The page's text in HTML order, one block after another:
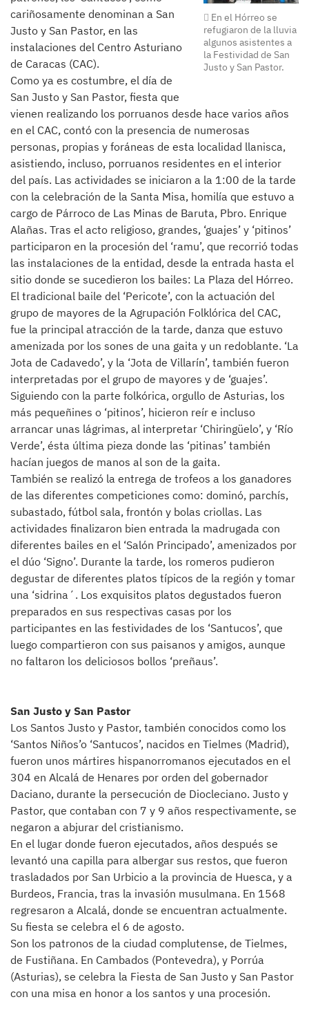
En el Hórreo se
refugiaron de la lluvia
algunos asistentes a
la Festividad de San
Justo y San Pastor.
cariñosamente denominan a San
Justo y San Pastor, en las
instalaciones del Centro Asturiano
de Caracas (CAC).
Como ya es costumbre, el día de
San Justo y San Pastor, fiesta que
vienen realizando los porruanos desde hace varios años
en el CAC, contó con la presencia de numerosas
personas, propias y foráneas de esta localidad llanisca,
asistiendo, incluso, porruanos residentes en el interior
del país. Las actividades se iniciaron a la 1:00 de la tarde
con la celebración de la Santa Misa, homilía que estuvo a
cargo de Párroco de Las Minas de Baruta, Pbro. Enrique
Alañas. Tras el acto religioso, grandes, ‘guajes’ y ‘pitinos’
participaron en la procesión del ‘ramu’, que recorrió todas
las instalaciones de la entidad, desde la entrada hasta el
sitio donde se sucedieron los bailes: La Plaza del Hórreo.
El tradicional baile del ‘Pericote’, con la actuación del
grupo de mayores de la Agrupación Folklórica del CAC,
fue la principal atracción de la tarde, danza que estuvo
amenizada por los sones de una gaita y un redoblante. ‘La
Jota de Cadavedo’, y la ‘Jota de Villarín’, también fueron
interpretadas por el grupo de mayores y de ‘guajes’.
Siguiendo con la parte folkórica, orgullo de Asturias, los
más pequeñines o ‘pitinos’, hicieron reír e incluso
arrancar unas lágrimas, al interpretar ‘Chiringüelo’, y ‘Río
Verde’, ésta última pieza donde las ‘pitinas’ también
hacían juegos de manos al son de la gaita.
También se realizó la entrega de trofeos a los ganadores
de las diferentes competiciones como: dominó, parchís,
subastado, fútbol sala, frontón y bolas criollas. Las
actividades finalizaron bien entrada la madrugada con
diferentes bailes en el ‘Salón Principado’, amenizados por
el dúo ‘Signo’. Durante la tarde, los romeros pudieron
degustar de diferentes platos típicos de la región y tomar
una ‘sidrina´. Los exquisitos platos degustados fueron
preparados en sus respectivas casas por los
participantes en las festividades de los ‘Santucos’, que
luego compartieron con sus paisanos y amigos, aunque
no faltaron los deliciosos bollos ‘preñaus’.
San Justo y San Pastor
Los Santos Justo y Pastor, también conocidos como los
‘Santos Niños’o ‘Santucos’, nacidos en Tielmes (Madrid),
fueron unos mártires hispanorromanos ejecutados en el
304 en Alcalá de Henares por orden del gobernador
Daciano, durante la persecución de Diocleciano. Justo y
Pastor, que contaban con 7 y 9 años respectivamente, se
negaron a abjurar del cristianismo.
En el lugar donde fueron ejecutados, años después se
levantó una capilla para albergar sus restos, que fueron
trasladados por San Urbicio a la provincia de Huesca, y a
Burdeos, Francia, tras la invasión musulmana. En 1568
regresaron a Alcalá, donde se encuentran actualmente.
Su fiesta se celebra el 6 de agosto.
Son los patronos de la ciudad complutense, de Tielmes,
de Fustiñana. En Cambados (Pontevedra), y Porrúa
(Asturias), se celebra la Fiesta de San Justo y San Pastor
con una misa en honor a los santos y una procesión.